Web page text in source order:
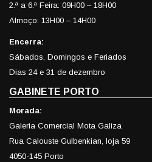
2.ª a 6.ª Feira: 09H00 – 18H00
Almoço: 13H00 – 14H00
Encerra:
Sábados, Domingos e Feriados
Dias 24 e 31 de dezembro
GABINETE PORTO
Morada:
Galeria Comercial Mota Galiza
Rua Calouste Gulbenkian, loja 59
4050-145 Porto